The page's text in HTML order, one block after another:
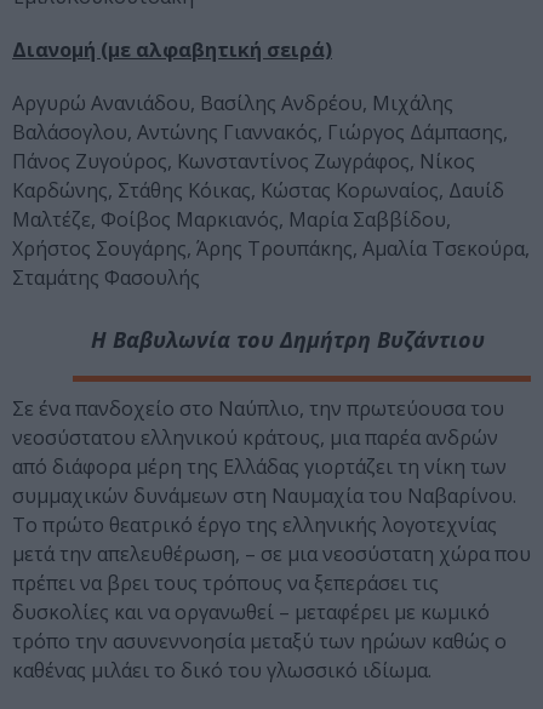
Διανομή (με αλφαβητική σειρά)
Αργυρώ Ανανιάδου, Βασίλης Ανδρέου, Μιχάλης
Βαλάσογλου, Αντώνης Γιαννακός, Γιώργος Δάμπασης,
Πάνος Ζυγούρος, Κωνσταντίνος Ζωγράφος, Νίκος
Καρδώνης, Στάθης Κόικας, Κώστας Κορωναίος, Δαυίδ
Μαλτέζε, Φοίβος Μαρκιανός, Μαρία Σαββίδου,
Χρήστος Σουγάρης, Άρης Τρουπάκης, Αμαλία Τσεκούρα,
Σταμάτης Φασουλής
Η Βαβυλωνία του Δημήτρη Βυζάντιου
Σε ένα πανδοχείο στο Ναύπλιο, την πρωτεύουσα του
νεοσύστατου ελληνικού κράτους, μια παρέα ανδρών
από διάφορα μέρη της Ελλάδας γιορτάζει τη νίκη των
συμμαχικών δυνάμεων στη Ναυμαχία του Ναβαρίνου.
Το πρώτο θεατρικό έργο της ελληνικής λογοτεχνίας
μετά την απελευθέρωση, – σε μια νεοσύστατη χώρα που
πρέπει να βρει τους τρόπους να ξεπεράσει τις
δυσκολίες και να οργανωθεί – μεταφέρει με κωμικό
τρόπο την ασυνεννοησία μεταξύ των ηρώων καθώς ο
καθένας μιλάει το δικό του γλωσσικό ιδίωμα.